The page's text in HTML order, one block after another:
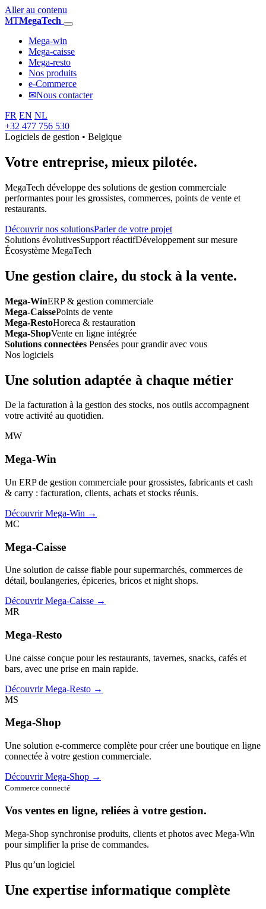
Aller au contenu
MTMegaTech
Mega-win
Mega-caisse
Mega-resto
Nos produits
e-Commerce
✉Nous contacter
FR EN NL
+32 477 756 530
Logiciels de gestion • Belgique
Votre entreprise, mieux pilotée.
MegaTech développe des solutions de gestion commerciale
performantes pour les grossistes, commerces, points de vente et
restaurants.
Découvrir nos solutionsParler de votre projet
Solutions évolutivesSupport réactifDéveloppement sur mesure
Écosystème MegaTech
Une gestion claire, du stock à la vente.
Mega-WinERP & gestion commerciale
Mega-CaissePoints de vente
Mega-RestoHoreca & restauration
Mega-ShopVente en ligne intégrée
Solutions connectées Pensées pour grandir avec vous
Nos logiciels
Une solution adaptée à chaque métier
De la facturation à la gestion des stocks, nos outils accompagnent
votre activité au quotidien.
MW
Mega-Win
Un ERP de gestion commerciale pour grossistes, fabricants et cash
& carry : facturation, clients, achats et stocks réunis.
Découvrir Mega-Win →
MC
Mega-Caisse
Une solution de caisse fiable pour supermarchés, commerces de
détail, boulangeries, épiceries, bricos et night shops.
Découvrir Mega-Caisse →
MR
Mega-Resto
Une caisse conçue pour les restaurants, tavernes, snacks, cafés et
bars, avec une prise en main rapide.
Découvrir Mega-Resto →
MS
Mega-Shop
Une solution e-commerce complète pour créer une boutique en ligne
connectée à votre gestion commerciale.
Découvrir Mega-Shop →
Commerce connecté
Vos ventes en ligne, reliées à votre gestion.
Mega-Shop synchronise produits, clients et photos avec Mega-Win
pour simplifier la prise de commandes.
Plus qu’un logiciel
Une expertise informatique complète